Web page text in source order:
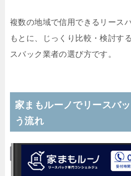
複数の地域で信用できるリース
もとに、じっくり比較・検討す
スバック業者の選び方です。
家まもルーノでリースバ
う流れ